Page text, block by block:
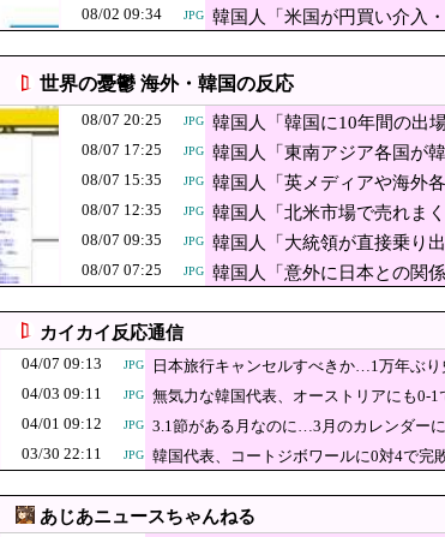
PNG 韓国人「ネイバーが4～6月期の売上高16.2％増で好調…ただし
JPG 韓国陸軍の射撃訓練中だったK1E1戦車で火災、
JPG 【東大】2年連続赤字へ 「貯金」数年で枯渇、研究者の削減不
JPG
韓国人「東南アジア各国が韓国サッカ
るがす深刻なスキャンダル‥」
【東スポ】 韓国サッカー協会 審判への性接待報
JPG 【速報】万年赤字のインドネシア新幹
FIFAとUEFAの争いが凄まじい泥沼状
勢を崩さず……
PNG
【動画】熊本病院、地震の中での手術映像がヤ
PNG 百田尚樹「今、日本という家は、自ら玄関を開けて招き入れ
【京都】女性の脳腫瘍摘出手術で誤って“腫瘍の無い部位”を
PNG 【朗報】韓国人「日本の文化祭、教室にレールが敷いてある」
中国の「レアアース武器化」が裏目に、世界で重レアアース供
【サッカー】「“日本のイ・ガンイン”と呼ぶのも恥ずかしい
JPG トランプ氏、「出産旅行」禁じる大統領令 米国籍取得を目的
はマジで良いと思う」「今
れ、勝っても負けても後味
08/02 09:34 JPG
韓国人「米国が円買い介入
世界の憂鬱 海外・韓国の反応
08/07 20:25 JPG
韓国人「韓国に10年間の出
式制裁を海外メディアが報
08/07 17:25 JPG
韓国人「東南アジア各国が
深刻なスキャンダル‥」
08/07 15:35 JPG
韓国人「英メディアや海外
失墜の危機‥」
08/07 12:35 JPG
韓国人「北米市場で売れま
録！」→「あまりにも見事
08/07 09:35 JPG
韓国人「大統領が直接乗り
す‥」→「衝撃的な展開‥」
08/07 07:25 JPG
韓国人「意外に日本との関
カイカイ反応通信
04/07 09:13
JPG
日本旅行キャンセルすべきか…1万年ぶ
04/03 09:11
JPG
無気力な韓国代表、オーストリアにも0-
04/01 09:12
JPG
3.1節がある月なのに…3月のカレンダー
03/30 22:11
JPG 韓国代表、コートジボワールに0対4で完
あじあニュースちゃんねる